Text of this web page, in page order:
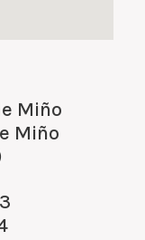
Miño
Miño